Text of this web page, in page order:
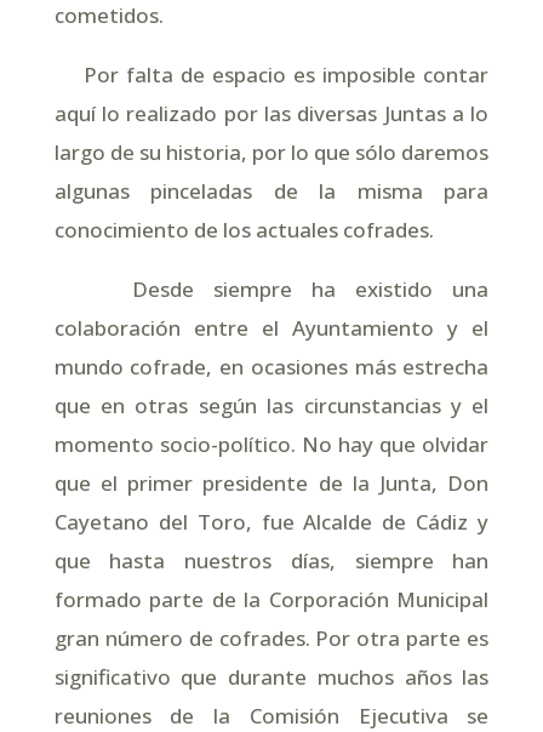
cometidos.
Por falta de espacio es imposible contar
aquí lo realizado por las diversas Juntas a lo
largo de su historia, por lo que sólo daremos
algunas pinceladas de la misma para
conocimiento de los actuales cofrades.
Desde siempre ha existido una
colaboración entre el Ayuntamiento y el
mundo cofrade, en ocasiones más estrecha
que en otras según las circunstancias y el
momento socio-político. No hay que olvidar
que el primer presidente de la Junta, Don
Cayetano del Toro, fue Alcalde de Cádiz y
que hasta nuestros días, siempre han
formado parte de la Corporación Municipal
gran número de cofrades. Por otra parte es
significativo que durante muchos años las
reuniones de la Comisión Ejecutiva se